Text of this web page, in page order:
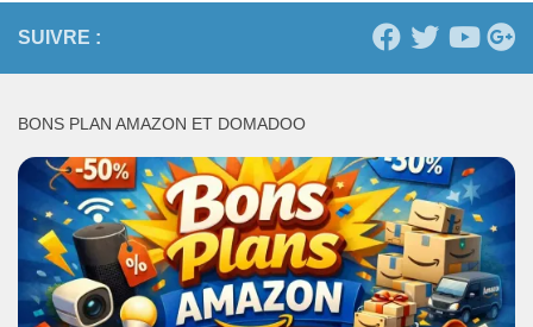
SUIVRE :
BONS PLAN AMAZON ET DOMADOO